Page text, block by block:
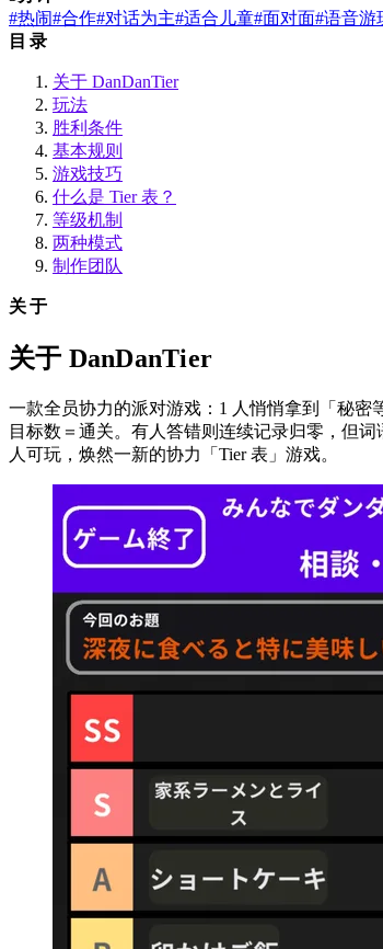
#热闹#合作#对话为主#适合儿童#面对面#语音游
目录
关于 DanDanTier
玩法
胜利条件
基本规则
游戏技巧
什么是 Tier 表？
等级机制
两种模式
制作团队
关于
关于 DanDanTier
一款全员协力的派对游戏：1 人悄悄拿到「秘
目标数＝通关。有人答错则连续记录归零，但
人可玩，焕然一新的协力「Tier 表」游戏。